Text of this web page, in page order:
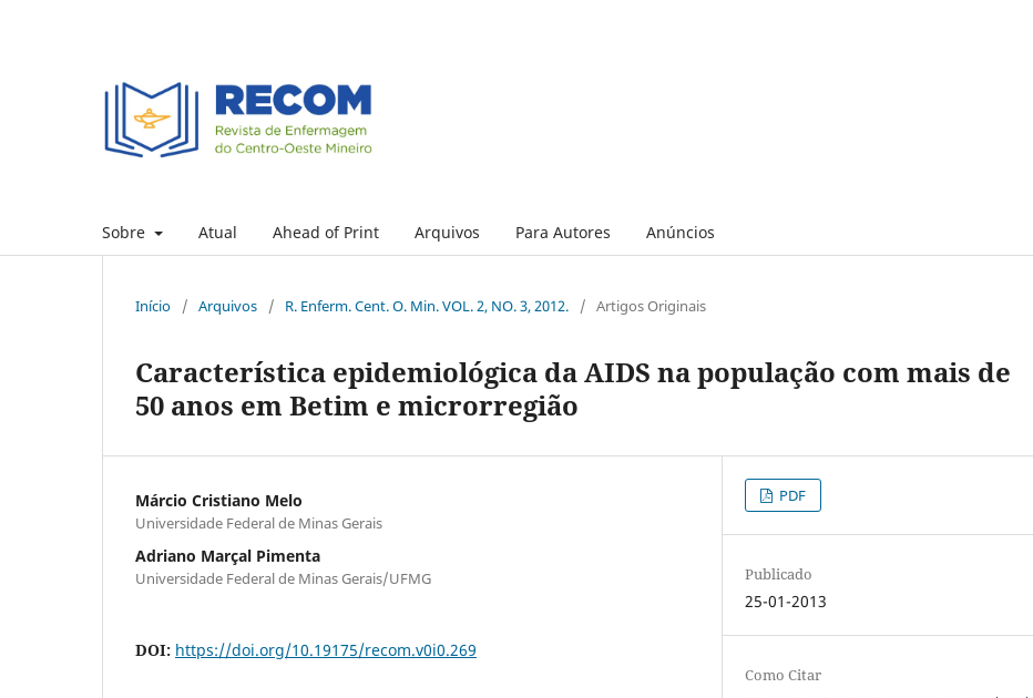
Sobre Atual Ahead of Print Arquivos Para Autores Anúncios
Início / Arquivos / R. Enferm. Cent. O. Min. VOL. 2, NO. 3, 2012. / Artigos Originais
Característica epidemiológica da AIDS na população com mais de
50 anos em Betim e microrregião
Márcio Cristiano Melo
Universidade Federal de Minas Gerais
Adriano Marçal Pimenta
Universidade Federal de Minas Gerais/UFMG
DOI: https://doi.org/10.19175/recom.v0i0.269
PDF
Publicado
25-01-2013
Como Citar